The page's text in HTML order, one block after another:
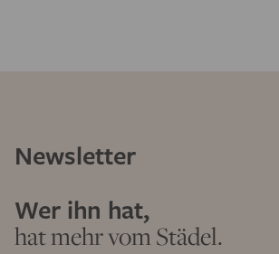
Newsletter
Wer ihn hat,
hat mehr vom Städel.